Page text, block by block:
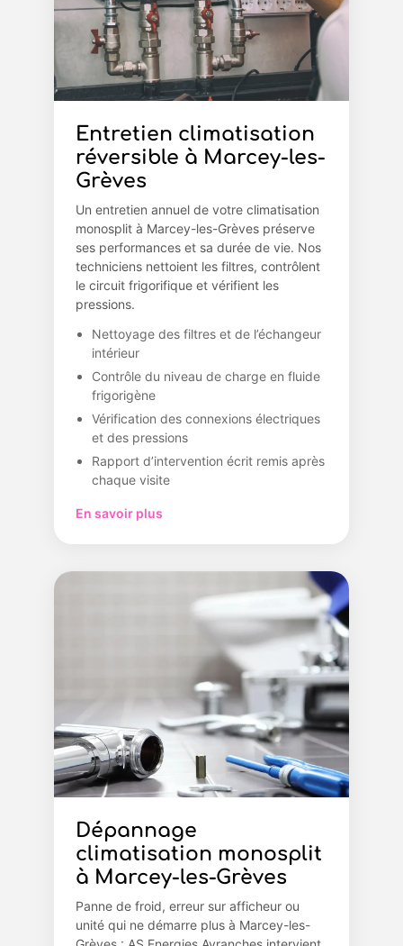
Entretien climatisation
réversible à Marcey-les-
Grèves
Un entretien annuel de votre climatisation
monosplit à Marcey-les-Grèves préserve
ses performances et sa durée de vie. Nos
techniciens nettoient les filtres, contrôlent
le circuit frigorifique et vérifient les
pressions.
Nettoyage des filtres et de l’échangeur
intérieur
Contrôle du niveau de charge en fluide
frigorigène
Vérification des connexions électriques
et des pressions
Rapport d’intervention écrit remis après
chaque visite
En savoir plus
Dépannage
climatisation monosplit
à Marcey-les-Grèves
Panne de froid, erreur sur afficheur ou
unité qui ne démarre plus à Marcey-les-